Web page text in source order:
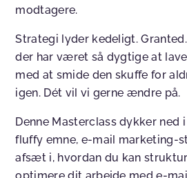
modtagere.
Strategi lyder kedeligt.
der har været så dygtige at
med at smide den skuffe for
igen. Dét vil vi gerne ændre på.
Denne Masterclass dykker ned
fluffy emne, e-mail marketing-
afsæt i, hvordan du kan